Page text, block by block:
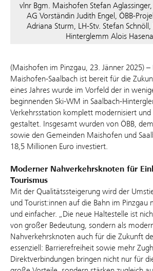
vlnr Bgm. Maishofen Stefan
AG Vorständin Judith Engel, ÖBB-
Adriana Sturm, LH-Stv. Stefan
Hinterglemm Alois
(Maishofen im Pinzgau, 23. Jänner 2025) –
Maishofen-Saalbach ist bereit für die
eines Jahres wurde im Vorfeld der in
beginnenden Ski-WM in Saalbach-
Verkehrsstation komplett modernisiert
gestaltet. Insgesamt wurden von ÖBB,
sowie den Gemeinden Maishofen und
18,5 Millionen Euro investiert.
Moderner Nahverkehrsknoten für
Tourismus
Mit der Qualitätssteigerung wird der
und Tourist:innen auf die Bahn im
und einfacher. „Die neue Haltestelle ist
von großer Bedeutung, sondern als
Nahverkehrsknoten auch für die Zukunft
essenziell: Barrierefreiheit sowie mehr
Direktverbindungen bringen nicht nur für